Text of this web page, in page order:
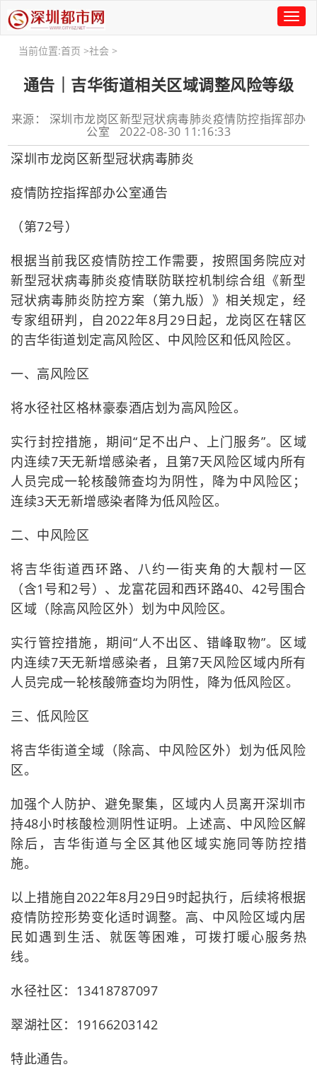
Toggle
当前位置:首页 >社会 >
通告｜吉华街道相关区域调整风险等级
来源： 深圳市龙岗区新型冠状病毒肺炎疫情防控指挥部办
公室 2022-08-30 11:16:33
深圳市龙岗区新型冠状病毒肺炎
疫情防控指挥部办公室通告
（第72号）
根据当前我区疫情防控工作需要，按照国务院应对
新型冠状病毒肺炎疫情联防联控机制综合组《新型
冠状病毒肺炎防控方案（第九版）》相关规定，经
专家组研判，自2022年8月29日起，龙岗区在辖区
的吉华街道划定高风险区、中风险区和低风险区。
一、高风险区
将水径社区格林豪泰酒店划为高风险区。
实行封控措施，期间“足不出户、上门服务”。区域
内连续7天无新增感染者，且第7天风险区域内所有
人员完成一轮核酸筛查均为阴性，降为中风险区；
连续3天无新增感染者降为低风险区。
二、中风险区
将吉华街道西环路、八约一街夹角的大靓村一区
（含1号和2号）、龙富花园和西环路40、42号围合
区域（除高风险区外）划为中风险区。
实行管控措施，期间“人不出区、错峰取物”。区域
内连续7天无新增感染者，且第7天风险区域内所有
人员完成一轮核酸筛查均为阴性，降为低风险区。
三、低风险区
将吉华街道全域（除高、中风险区外）划为低风险
区。
加强个人防护、避免聚集，区域内人员离开深圳市
持48小时核酸检测阴性证明。上述高、中风险区解
除后，吉华街道与全区其他区域实施同等防控措
施。
以上措施自2022年8月29日9时起执行，后续将根据
疫情防控形势变化适时调整。高、中风险区域内居
民如遇到生活、就医等困难，可拨打暖心服务热
线。
水径社区：13418787097
翠湖社区：19166203142
特此通告。